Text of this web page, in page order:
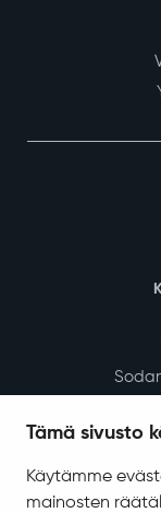
Tämä sivusto
Käytämme
mainosten